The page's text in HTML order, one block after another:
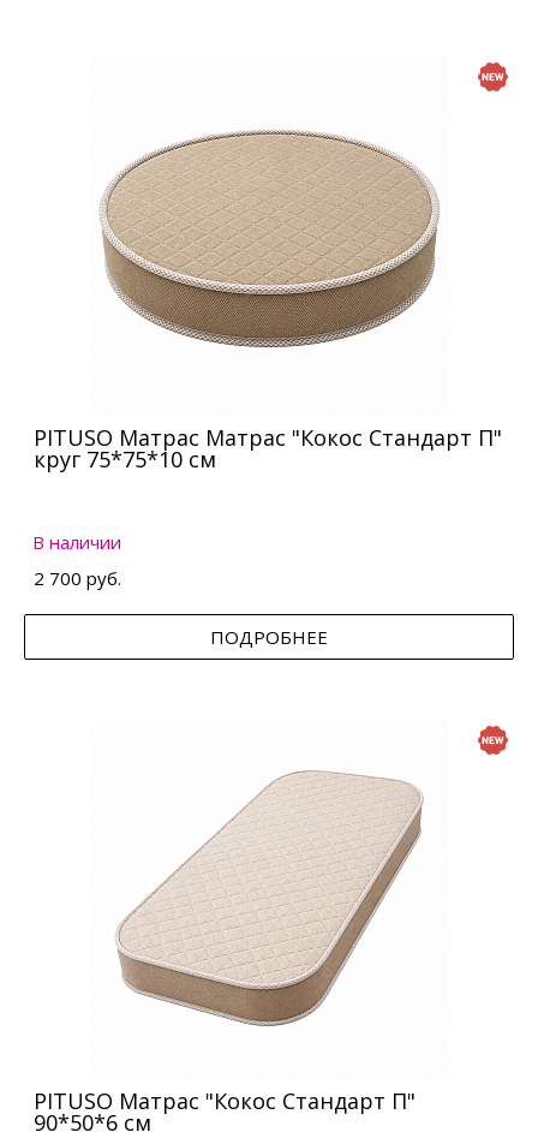
PITUSO Матрас Матрас "Кокос Стандарт П"
круг 75*75*10 см
В наличии
2 700 руб.
ПОДРОБНЕЕ
PITUSO Матрас "Кокос Стандарт П"
90*50*6 см